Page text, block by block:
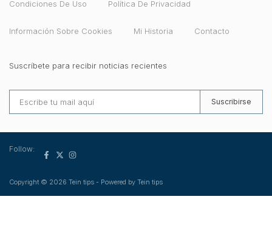
Condiciones De Uso Política De Privacidad
Información Sobre Cookies Mi Historia Contacto
Suscríbete para recibir noticias recientes
Suscribirse
Copyright © 2026 Tein tips - Powered by Tein tips
Follow: